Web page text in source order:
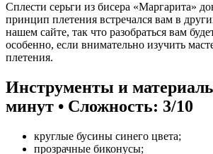
Сплести серьги из бисера «Маргарита»
принцип плетения встречался вам в
нашем сайте, так что разобраться вам
особенно, если внимательно изучить
плетения.
Инструменты и
минут • Сложность: 3/10
круглые бусины синего цвета;
прозрачные биконусы;